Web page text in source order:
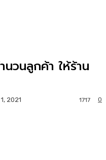
วนลูกค้า ให้ร้าน
2021 0
1717